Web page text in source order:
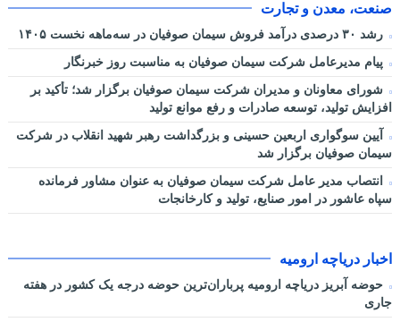
صنعت، معدن و تجارت
رشد ۳۰ درصدی درآمد فروش سیمان صوفیان در سه‌ماهه نخست ۱۴۰۵
پیام مدیرعامل شرکت سیمان صوفیان به مناسبت روز خبرنگار
شورای معاونان و مدیران شرکت سیمان صوفیان برگزار شد؛ تأکید بر
افزایش تولید، توسعه صادرات و رفع موانع تولید
آیین سوگواری اربعین حسینی و بزرگداشت رهبر شهید انقلاب در شرکت
سیمان صوفیان برگزار شد
انتصاب مدیر عامل شرکت سیمان صوفیان به عنوان مشاور فرمانده
سپاه عاشور در امور صنایع، تولید و کارخانجات
اخبار دریاچه ارومیه
حوضه آبریز دریاچه ارومیه پرباران‌ترین حوضه‌ درجه یک کشور در هفته
جاری